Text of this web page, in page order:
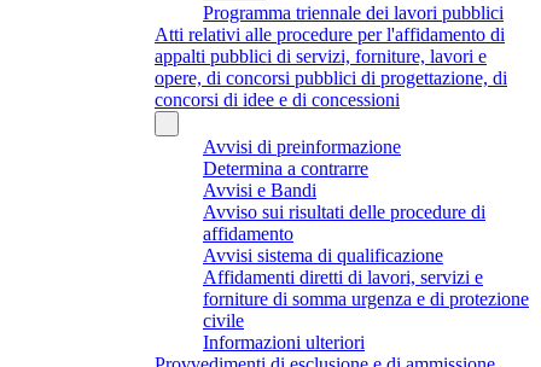
Programma triennale dei lavori pubblici
Atti relativi alle procedure per l'affidamento di
appalti pubblici di servizi, forniture, lavori e
opere, di concorsi pubblici di progettazione, di
concorsi di idee e di concessioni
Avvisi di preinformazione
Determina a contrarre
Avvisi e Bandi
Avviso sui risultati delle procedure di
affidamento
Avvisi sistema di qualificazione
Affidamenti diretti di lavori, servizi e
forniture di somma urgenza e di protezione
civile
Informazioni ulteriori